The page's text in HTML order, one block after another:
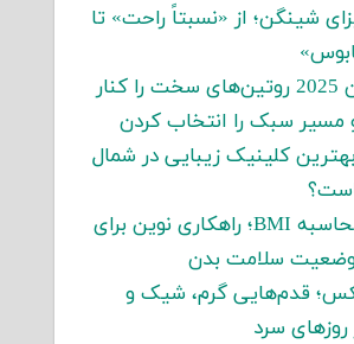
شینگن؛ از «نسبتاً راحت» تا
چرا زنان 2025 روتین‌های سخت را کنار
سبک را انتخاب کردن
کلینیک زیبایی در شمال
ربات محاسبه BMI؛ راهکاری نوین برای
وضعیت سلامت بدن
قدم‌هایی گرم، شیک و
روزهای سرد